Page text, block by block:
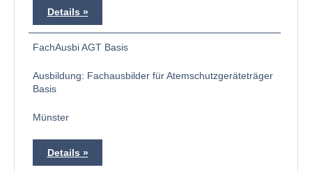
Details
FachAusbi AGT Basis
Ausbildung: Fachausbilder für Atemschutzgeräteträger
Basis
Münster
Details